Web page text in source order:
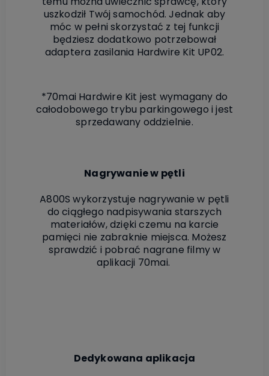
uszkodził Twój samochód. Jednak aby
móc w pełni skorzystać z tej funkcji
będziesz dodatkowo potrzebował
adaptera zasilania Hardwire Kit UP02.
*70mai Hardwire Kit jest wymagany do
całodobowego trybu parkingowego i jest
sprzedawany oddzielnie.
Nagrywanie w pętli
A800S wykorzystuje nagrywanie w pętli
do ciągłego nadpisywania starszych
materiałów, dzięki czemu na karcie
pamięci nie zabraknie miejsca. Możesz
sprawdzić i pobrać nagrane filmy w
aplikacji 70mai.
Dedykowana aplikacja